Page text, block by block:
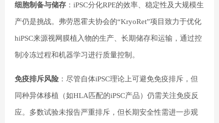
细胞制备与储存 ：iPSC分化RPE的效率、稳定性及大规模生
产仍是挑战。弗劳恩霍夫协会的“KryoRet”项目致力于优化
hiPSC来源视网膜植入物的生产、长期储存和运输，通过控
制冷冻过程和机器学习进行质量控制。
免疫排斥风险 ：尽管自体iPSC理论上可避免免疫排斥，但
同种异体移植（如HLA匹配的iPSC产品）仍需关注免疫反
应。多数试验未报告严重排斥，但长期安全性需进一步观